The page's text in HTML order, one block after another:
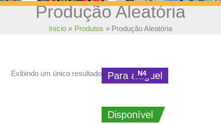
Produção Aleatória
Início Produtos Produção Aleatória
Exibindo um único resultado
Disponível
Para aluguel
N4